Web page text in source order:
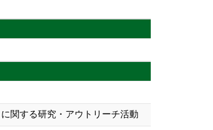
関する研究・アウトリーチ活動